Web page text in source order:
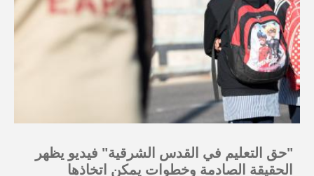
"حق التعليم في القدس الشرقية" فيديو يظهر
الحقيقة الصادمة وخطوات يمكن اتخاذها